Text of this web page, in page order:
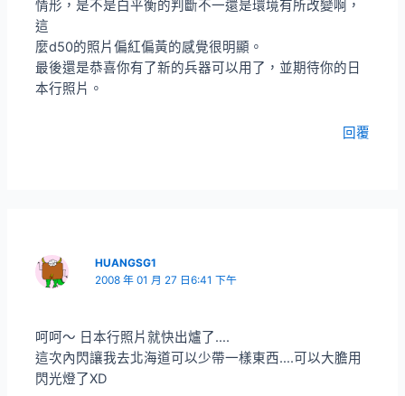
情形，是不是白平衡的判斷不一還是環境有所改變啊，
這
麼d50的照片偏紅偏黃的感覺很明顯。
最後還是恭喜你有了新的兵器可以用了，並期待你的日
本行照片。
回覆
HUANGSG1
2008 年 01 月 27 日6:41 下午
呵呵～ 日本行照片就快出爐了….
這次內閃讓我去北海道可以少帶一樣東西….可以大膽用
閃光燈了XD